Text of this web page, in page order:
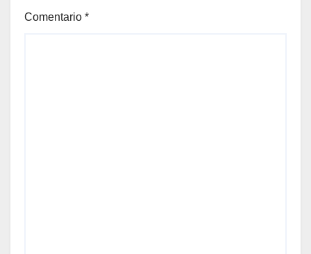
Comentario *